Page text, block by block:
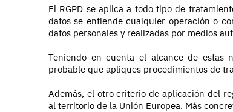
El RGPD se aplica a todo tipo de
datos se entiende cualquier operación o
datos personales y realizadas por medios
Teniendo en cuenta el alcance de estas
probable que apliques procedimientos de
Además, el otro criterio de aplicación del
al territorio de la Unión Europea. Más